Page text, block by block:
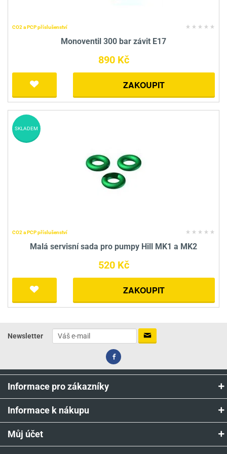
CO2 a PCP příslušenství
Monoventil 300 bar závit E17
890 Kč
ZAKOUPIT
CO2 a PCP příslušenství
Malá servisní sada pro pumpy Hill MK1 a MK2
520 Kč
ZAKOUPIT
SKLADEM
Newsletter
Informace pro zákazníky
Informace k nákupu
Můj účet